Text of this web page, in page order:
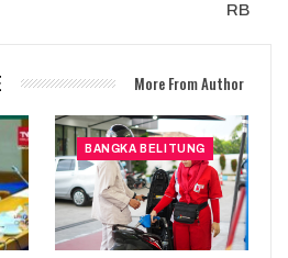
RB
More From Author
BANGKA BELITUNG